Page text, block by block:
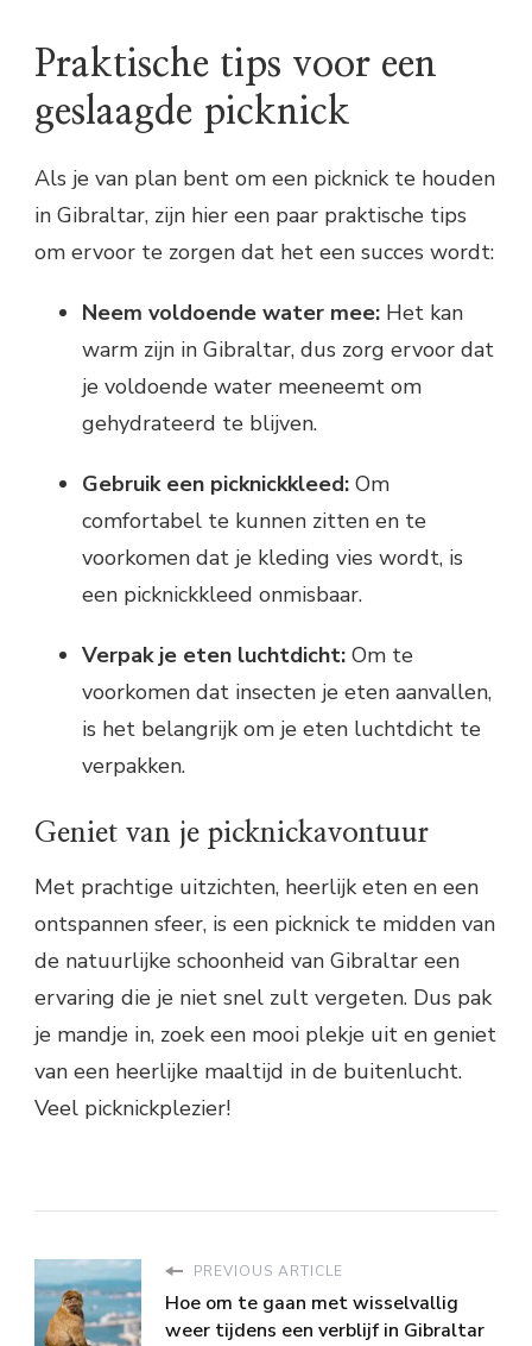
Praktische tips voor een
geslaagde picknick
Als je van plan bent om een picknick te houden
in Gibraltar, zijn hier een paar praktische tips
om ervoor te zorgen dat het een succes wordt:
Neem voldoende water mee: Het kan
warm zijn in Gibraltar, dus zorg ervoor dat
je voldoende water meeneemt om
gehydrateerd te blijven.
Gebruik een picknickkleed: Om
comfortabel te kunnen zitten en te
voorkomen dat je kleding vies wordt, is
een picknickkleed onmisbaar.
Verpak je eten luchtdicht: Om te
voorkomen dat insecten je eten aanvallen,
is het belangrijk om je eten luchtdicht te
verpakken.
Geniet van je picknickavontuur
Met prachtige uitzichten, heerlijk eten en een
ontspannen sfeer, is een picknick te midden van
de natuurlijke schoonheid van Gibraltar een
ervaring die je niet snel zult vergeten. Dus pak
je mandje in, zoek een mooi plekje uit en geniet
van een heerlijke maaltijd in de buitenlucht.
Veel picknickplezier!
PREVIOUS ARTICLE
Hoe om te gaan met wisselvallig
weer tijdens een verblijf in Gibraltar